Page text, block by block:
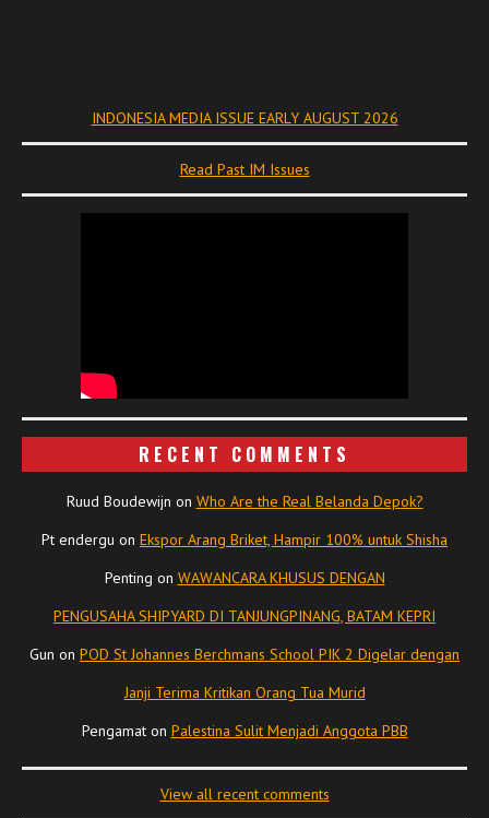
INDONESIA MEDIA ISSUE EARLY AUGUST 2026
Read Past IM Issues
RECENT COMMENTS
Ruud Boudewijn on Who Are the Real Belanda Depok?
Pt endergu on Ekspor Arang Briket, Hampir 100% untuk Shisha
Penting on WAWANCARA KHUSUS DENGAN
PENGUSAHA SHIPYARD DI TANJUNGPINANG, BATAM KEPRI
Gun on POD St Johannes Berchmans School PIK 2 Digelar dengan
Janji Terima Kritikan Orang Tua Murid
Pengamaton Palestina Sulit Menjadi Anggota PBB
View all recent comments